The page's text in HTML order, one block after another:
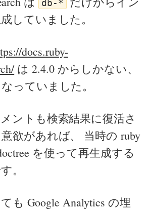
db-*
していました。
docs.ruby-
は 2.4.0 からしかない、
っていました。
ントも検索結果に復活さ
欲があれば、 当時の ruby
を使って再生成する
。
も Google Analytics の埋